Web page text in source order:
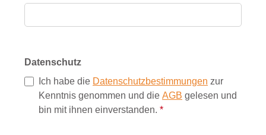
Datenschutz
Ich habe die Datenschutzbestimmungen zur
Kenntnis genommen und die AGB gelesen und
bin mit ihnen einverstanden. *